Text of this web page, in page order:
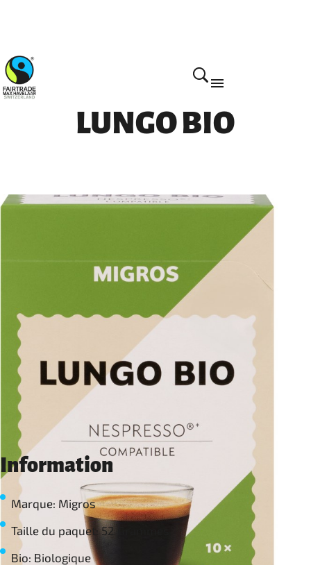
Home
LUNGO BIO
Information
Marque: Migros
Taille du paquet: 52 Grammes
Bio: Biologique